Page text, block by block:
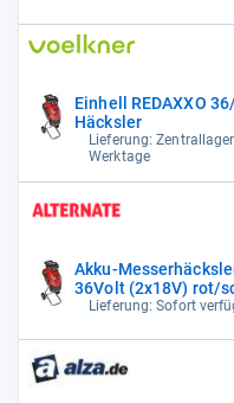
Einhell REDAXXO
Häcksler
Lieferung:
Werktage
Akku-
36Volt (2x18V) rot/
Lieferung: Sofort